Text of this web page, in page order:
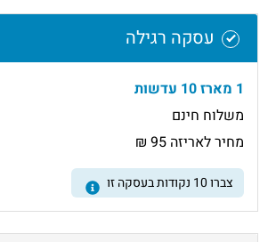
עסקה רגילה
1 מארז 10 עדשות
משלוח חינם
מחיר לאריזה 95 ₪
צברו10 נקודות בעסקה זו